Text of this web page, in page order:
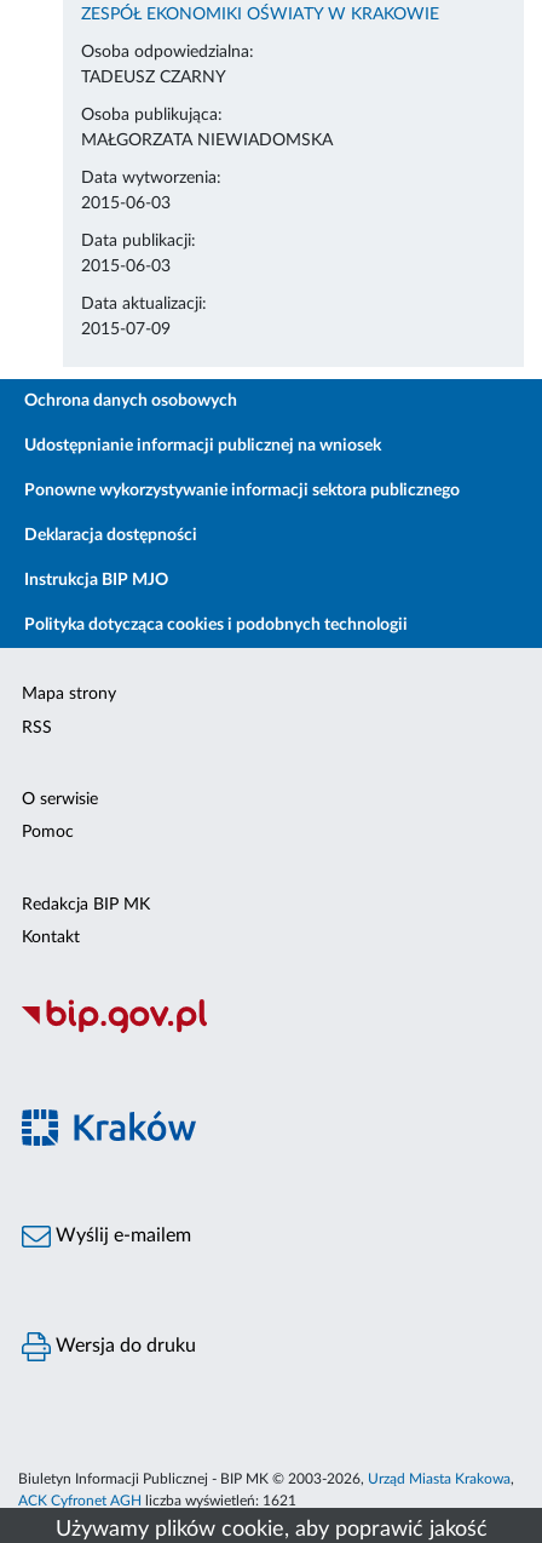
Używamy plików cookie, aby poprawić jakość
ZESPÓŁ EKONOMIKI OŚWIATY W KRAKOWIE
Osoba odpowiedzialna:
TADEUSZ CZARNY
Osoba publikująca:
MAŁGORZATA NIEWIADOMSKA
Data wytworzenia:
2015-06-03
Data publikacji:
2015-06-03
Data aktualizacji:
2015-07-09
Ochrona danych osobowych
Udostępnianie informacji publicznej na wniosek
Ponowne wykorzystywanie informacji sektora publicznego
Deklaracja dostępności
Instrukcja BIP MJO
Polityka dotycząca cookies i podobnych technologii
Mapa strony
RSS
O serwisie
Pomoc
Redakcja BIP MK
Kontakt
Wyślij e-mailem
Wersja do druku
Biuletyn Informacji Publicznej - BIP MK © 2003-2026, Urząd Miasta Krakowa,
ACK Cyfronet AGH
liczba wyświetleń: 1621